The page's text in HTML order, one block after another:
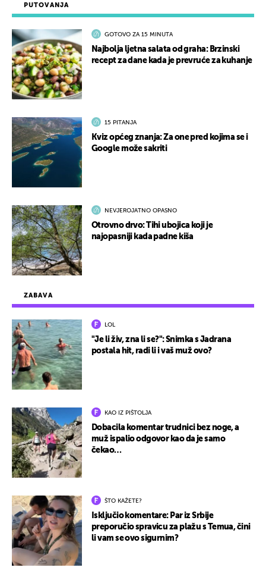
ZABAVA
LOL
"Je li živ, zna li se?": Snimka s Jadrana
postala hit, radi li i vaš muž ovo?
KAO IZ PIŠTOLJA
Dobacila komentar trudnici bez noge, a
muž ispalio odgovor kao da je samo
čekao…
ŠTO KAŽETE?
Isključio komentare: Par iz Srbije
preporučio spravicu za plažu s Temua, čini
li vam se ovo sigurnim?
PUTOVANJA
GOTOVO ZA 15 MINUTA
Najbolja ljetna salata od graha: Brzinski
recept za dane kada je prevruće za kuhanje
15 PITANJA
Kviz općeg znanja: Za one pred kojima se i
Google može sakriti
NEVJEROJATNO OPASNO
Otrovno drvo: Tihi ubojica koji je
najopasniji kada padne kiša